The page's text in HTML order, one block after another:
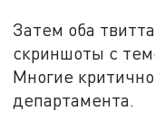
Затем оба
скриншоты с
Многие
департамента.